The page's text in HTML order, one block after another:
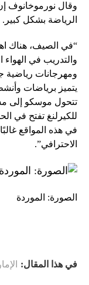
وقال نورموخانوف
الرياضة بشكل كبير.
“في الصيف، هناك
والتدريب في
ومهرجانات رياضية
يتميز برياضات
تتحول موسكو إلى
للكيرلنغ تفتح في
في هذه المواقع
الاحترافي”.
الصورة: الموردة
في هذا المقال: